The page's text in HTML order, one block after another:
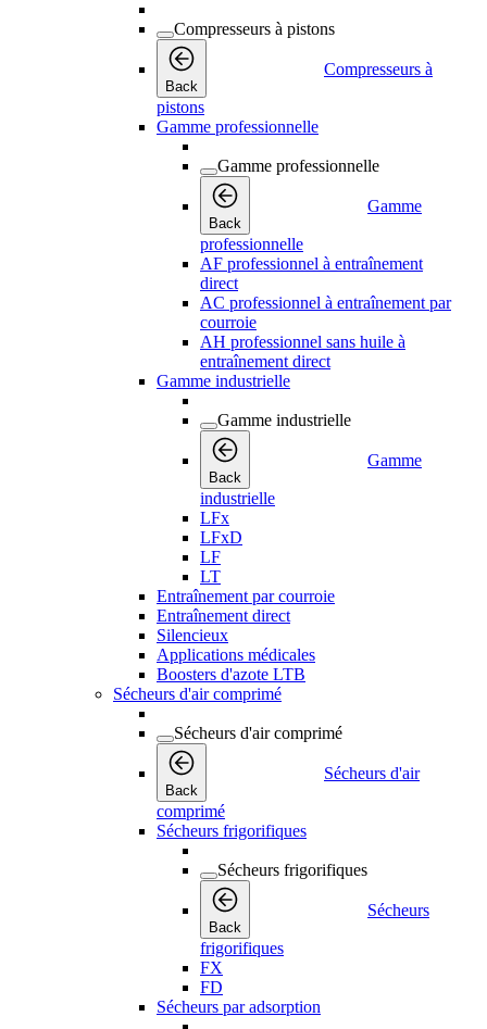
Compresseurs à pistons
Back
Compresseurs à
pistons
Gamme professionnelle
Gamme professionnelle
Back
Gamme
professionnelle
AF professionnel à entraînement
direct
AC professionnel à entraînement par
courroie
AH professionnel sans huile à
entraînement direct
Gamme industrielle
Gamme industrielle
Back
Gamme
industrielle
LFx
LFxD
LF
LT
Entraînement par courroie
Entraînement direct
Silencieux
Applications médicales
Boosters d'azote LTB
Sécheurs d'air comprimé
Sécheurs d'air comprimé
Back
Sécheurs d'air
comprimé
Sécheurs frigorifiques
Sécheurs frigorifiques
Back
Sécheurs
frigorifiques
FX
FD
Sécheurs par adsorption